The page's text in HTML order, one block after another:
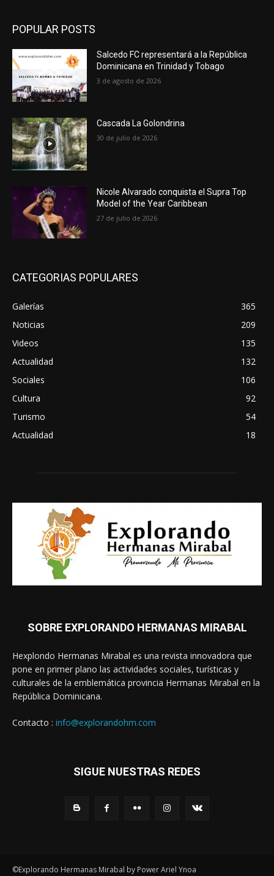
POPULAR POSTS
Salcedo FC representará a la República
Dominicana en Trinidad y Tobago
3 de agosto de 2026
Cascada La Golondrina
30 de julio de 2026
Nicole Alvarado conquista el Supra Top
Model of the Year Caribbean
27 de julio de 2026
CATEGORIAS POPULARES
Galerías
365
Noticias
209
Videos
135
Actualidad
132
Sociales
106
Cultura
92
Turismo
54
Actualidad
18
SOBRE EXPLORANDO HERMANAS MIRABAL
Hexplondo Hermanas Mirabal es una revista innovadora que
pone en primer plano las actividades sociales, turísticas y
culturales de la emblemática provincia Hermanas Mirabal en la
República Dominicana.
Contacto : info@explorandohm.com
SIGUE NUESTRAS REDES
©Explorando Hermanas Mirabal by Power Ariel Ynoa